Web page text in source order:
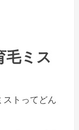
毛ミス
トってどん